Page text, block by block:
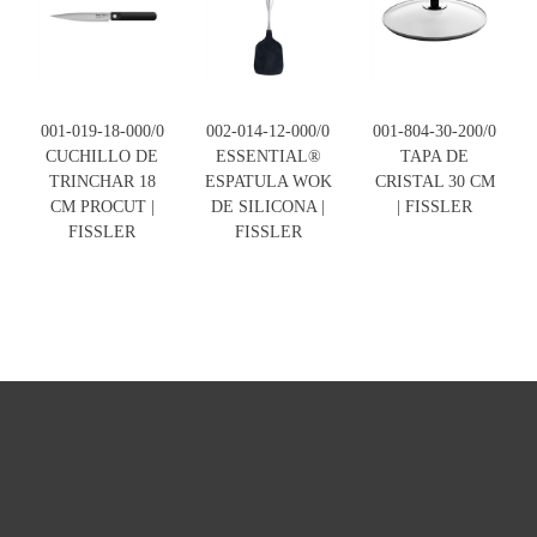
001-019-18-000/0
CUCHILLO DE
TRINCHAR 18
CM PROCUT |
FISSLER
002-014-12-000/0
ESSENTIAL®
ESPATULA WOK
DE SILICONA |
FISSLER
001-804-30-200/0
TAPA DE
CRISTAL 30 CM
| FISSLER